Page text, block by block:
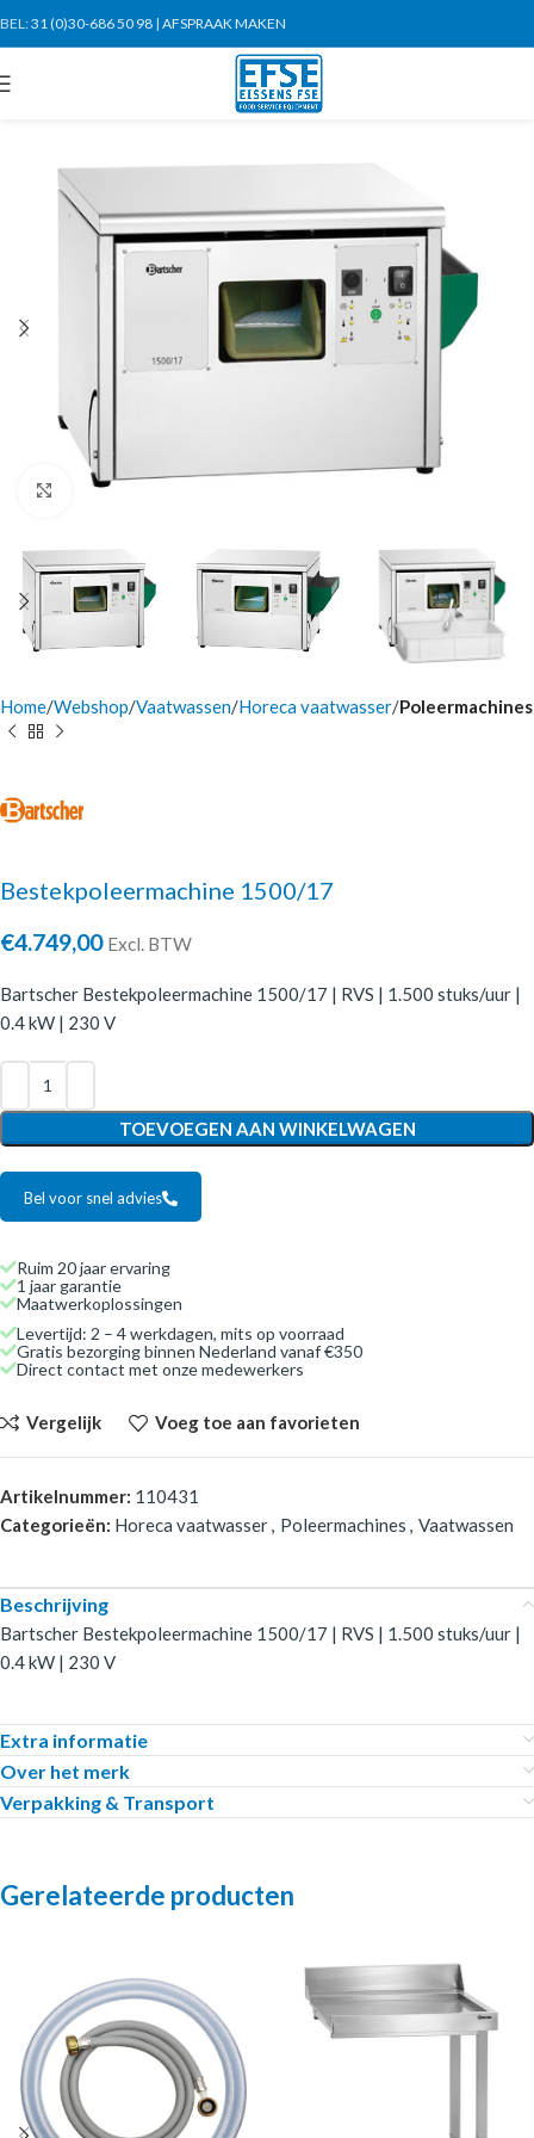
BEL:31 (0)30-686 50 98 | AFSPRAAK MAKEN
Click to enlarge
Home Webshop Vaatwassen Horeca vaatwasser Poleermachines
Bestekpoleermachine 1500/17
€4.749,00 Excl. BTW
Bartscher Bestekpoleermachine 1500/17 | RVS | 1.500 stuks/uur |
0.4 kW | 230 V
TOEVOEGEN AAN WINKELWAGEN
Bel voor snel advies
Ruim 20 jaar ervaring
1 jaar garantie
Maatwerkoplossingen
Levertijd: 2 – 4 werkdagen, mits op voorraad
Gratis bezorging binnen Nederland vanaf €350
Direct contact met onze medewerkers
Vergelijk Voeg toe aan favorieten
Artikelnummer: 110431
Categorieën: Horeca vaatwasser Poleermachines Vaatwassen
Beschrijving
Bartscher Bestekpoleermachine 1500/17 | RVS | 1.500 stuks/uur |
0.4 kW | 230 V
Extra informatie
Over het merk
Verpakking & Transport
Gerelateerde producten